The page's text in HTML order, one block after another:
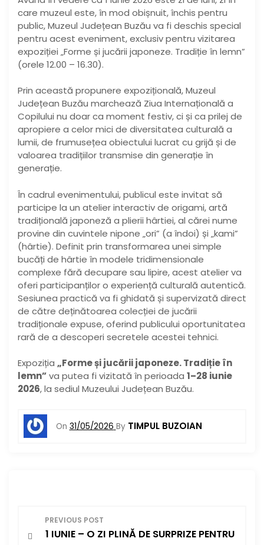
care muzeul este, în mod obișnuit, închis pentru
public, Muzeul Județean Buzău va fi deschis special
pentru acest eveniment, exclusiv pentru vizitarea
expoziției „Forme și jucării japoneze. Tradiție în lemn”
(orele 12.00 – 16.30).
Prin această propunere expozițională, Muzeul
Județean Buzău marchează Ziua Internațională a
Copilului nu doar ca moment festiv, ci și ca prilej de
apropiere a celor mici de diversitatea culturală a
lumii, de frumusețea obiectului lucrat cu grijă și de
valoarea tradițiilor transmise din generație în
generație.
​În cadrul evenimentului, publicul este invitat să
participe la un atelier interactiv de origami, artă
tradițională japoneză a plierii hârtiei, al cărei nume
provine din cuvintele nipone „ori” (a îndoi) și „kami”
(hârtie). Definit prin transformarea unei simple
bucăți de hârtie în modele tridimensionale
complexe fără decupare sau lipire, acest atelier va
oferi participanților o experiență culturală autentică.
Sesiunea practică va fi ghidată și supervizată direct
de către deținătoarea colecției de jucării
tradiționale expuse, oferind publicului oportunitatea
rară de a descoperi secretele acestei tehnici.
Expoziția „Forme și jucării japoneze. Tradiție în
lemn”va putea fi vizitată în perioada 1–28 iunie
2026, la sediul Muzeului Județean Buzău.
On 31/05/2026 By TIMPUL BUZOIAN
PREVIOUS POST
1 IUNIE – O ZI PLINĂ DE SURPRIZE PENTRU